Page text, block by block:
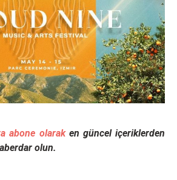
abone olaraken güncel içeriklerden
olun.